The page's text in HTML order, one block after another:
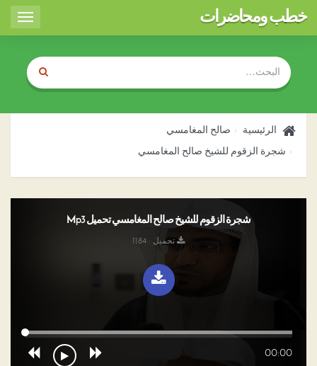
Toggle
خطب ومحاضرات
الرئيسية صالح المغامسي
شجرة الزقوم للشيخ صالح المغامسي
شجرة الزقوم للشيخ صالح المغامسي تحميل Mp3
تحميل : 1184
00:00